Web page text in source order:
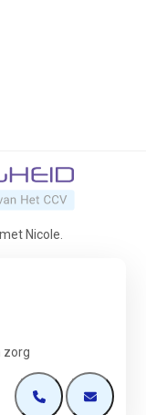
Nicole.
zorg
Open deOpen de